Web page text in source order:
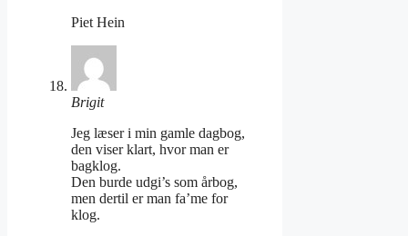
Piet Hein
Brigit
Jeg læser i min gamle dagbog,
den viser klart, hvor man er
bagklog.
Den burde udgi’s som årbog,
men dertil er man fa’me for
klog.